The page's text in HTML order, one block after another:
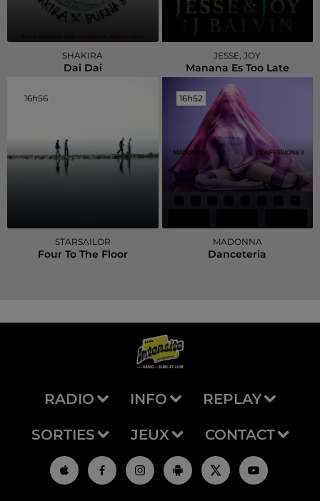
SHAKIRA
Dai Dai
JESSE, JOY
Manana Es Too Late
16h56
16h56
STARSAILOR
Four To The Floor
16h52
16h52
MADONNA
Danceteria
RADIO INFO REPLAY
SORTIES JEUX CONTACT